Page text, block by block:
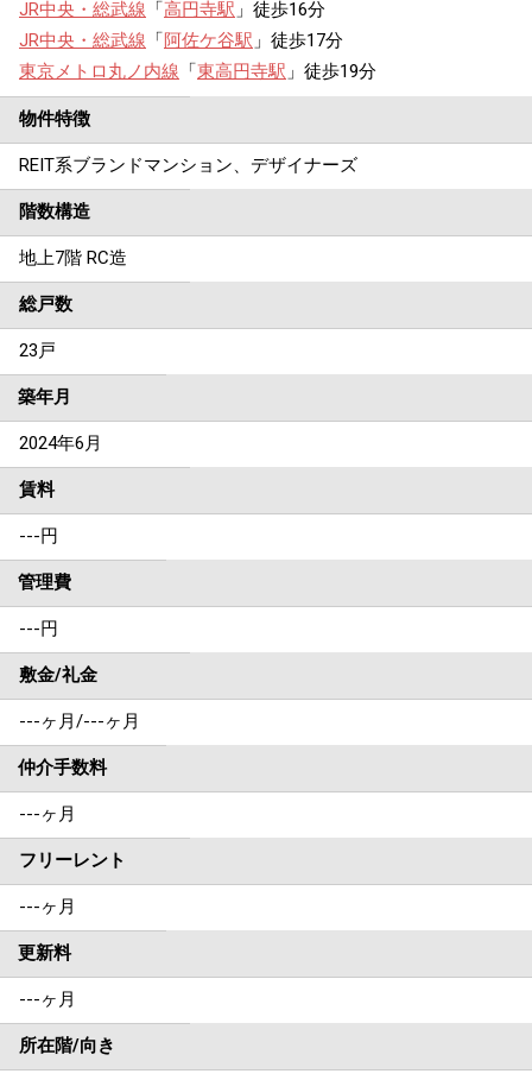
JR中央・総武線 「高円寺駅 」徒歩16分
JR中央・総武線 「阿佐ケ谷駅 」徒歩17分
東京メトロ丸ノ内線 「東高円寺駅 」徒歩19分
物件特徴
REIT系ブランドマンション、デザイナーズ
階数構造
地上7階 RC造
総戸数
23戸
築年月
2024年6月
賃料
---円
管理費
---円
敷金/礼金
---ヶ月/---ヶ月
仲介手数料
---ヶ月
フリーレント
---ヶ月
更新料
---ヶ月
所在階/向き